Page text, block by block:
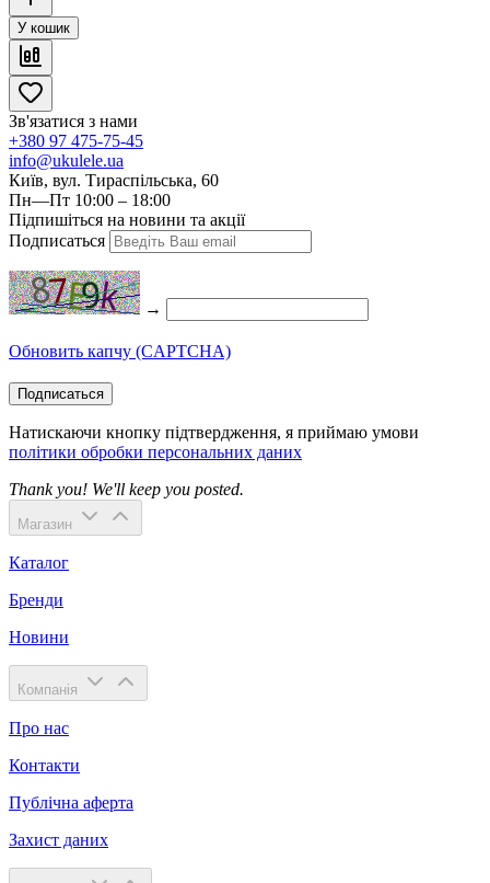
У кошик
Зв'язатися з нами
+380 97 475-75-45
info@ukulele.ua
Київ, вул. Тираспільська, 60
Пн—Пт 10:00 – 18:00
Підпишіться на новини та акції
Подписаться
→
Обновить капчу (CAPTCHA)
Подписаться
Натискаючи кнопку підтвердження, я приймаю умови
політики обробки персональних даних
Thank you! We'll keep you posted.
Магазин
Каталог
Бренди
Новини
Компанія
Про нас
Контакти
Публічна аферта
Захист даних